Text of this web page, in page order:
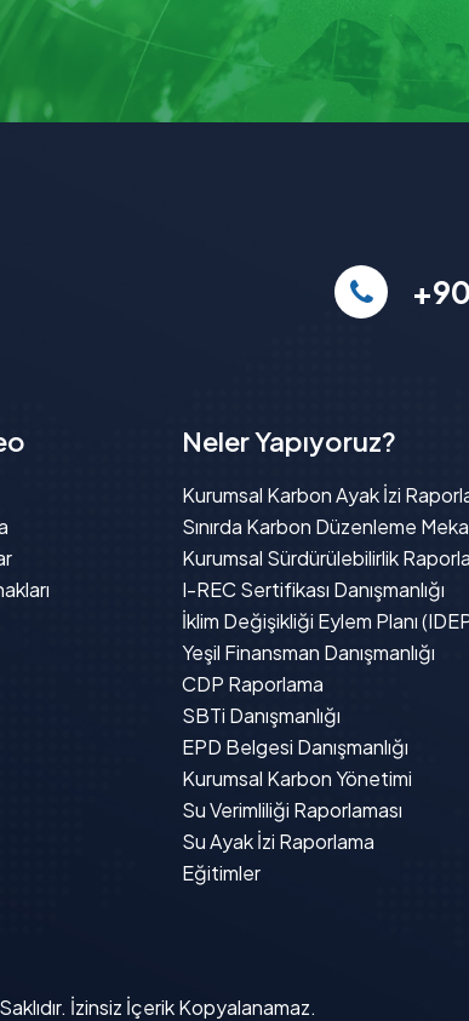
Neler Yapıyoruz?
Kurumsal Karbon Ayak İzi
Sınırda Karbon Düzenleme
Kurumsal Sürdürülebilirlik
I-REC Sertifikası Danışmanlığı
İklim Değişikliği Eylem Planı
Yeşil Finansman Danışmanlığı
CDP Raporlama
SBTi Danışmanlığı
EPD Belgesi Danışmanlığı
Kurumsal Karbon Yönetimi
Su Verimliliği Raporlaması
Su Ayak İzi Raporlama
Eğitimler
İzinsiz İçerik Kopyalanamaz.